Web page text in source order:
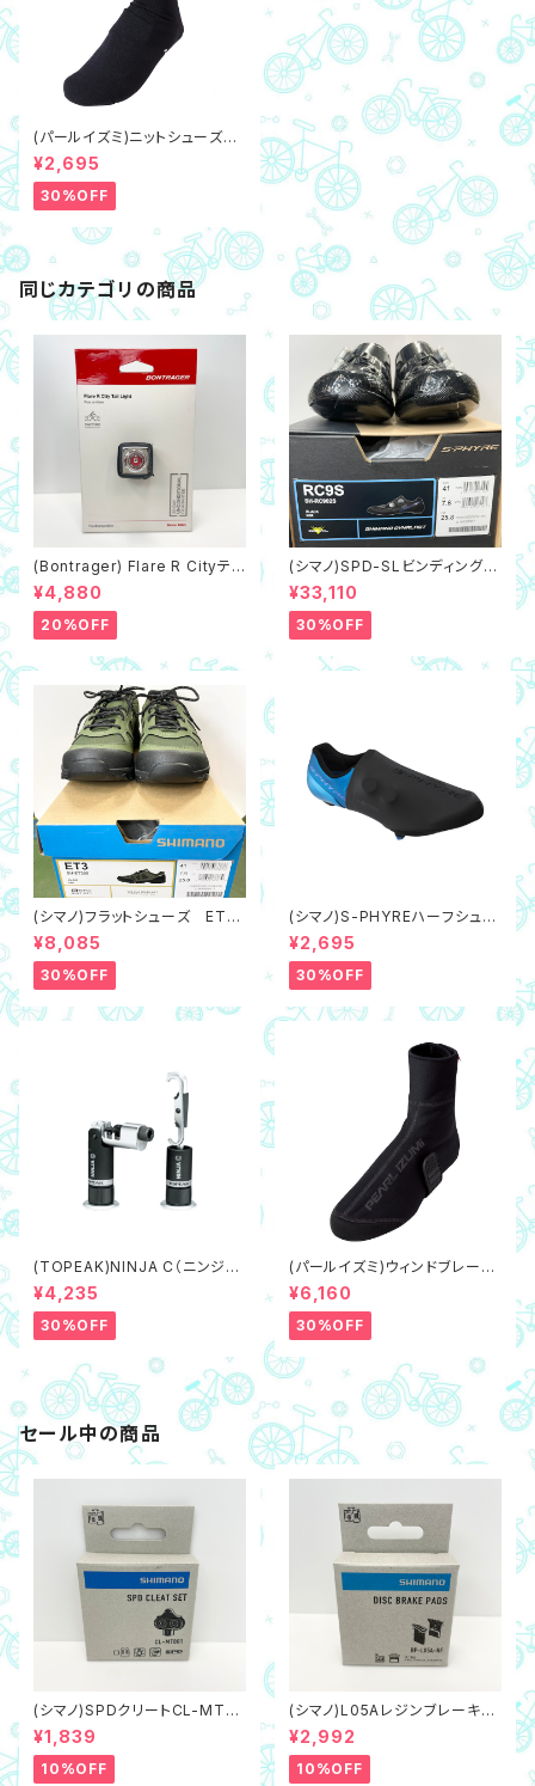
(パールイズミ)ニットシューズカ
バー 7980（フリーサイズ）ブラ
ック
¥2,695
30%OFF
同じカテゴリの商品
(Bontrager) Flare R Cityテ
ールライト
¥4,880
20%OFF
(シマノ)SPD-SLビンディングシ
ューズ S-PHYRE RC902S
オーロラ 41サイズ(25.8cm相
当)
¥33,110
30%OFF
(シマノ)フラットシューズ ET3
カーキ 41サイズ(25.8cm相
当)
¥8,085
30%OFF
(シマノ)S-PHYREハーフシュー
ズカバー
¥2,695
30%OFF
(TOPEAK)NINJA C（ニンジャ
C）チェーンツール 携帯工具
¥4,235
30%OFF
(パールイズミ)ウィンドブレーク
ウィンターMTBシューズカバー
7195（Mサイズ/24～25.5cm
相当）
¥6,160
30%OFF
セール中の商品
(シマノ)SPDクリートCL-MT0
01 マルチエントリータイプ（ネコ
ポス対象商品）
¥1,839
10%OFF
(シマノ)L05Aレジンブレーキパ
ッド,フィン付き（ネコポス対象商
品）
¥2,992
10%OFF